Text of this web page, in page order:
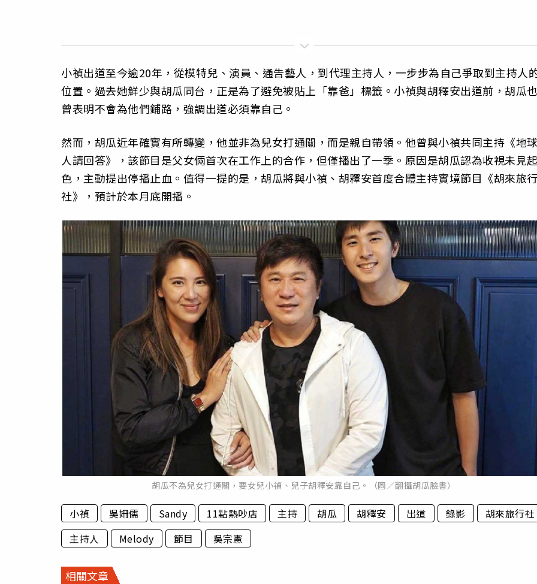
小禎出道至今逾20年，從模特兒、演員、通告藝人，到代理主持人，一步步為自己爭取到主持人
位置。過去她鮮少與胡瓜同台，正是為了避免被貼上「靠爸」標籤。小禎與胡釋安出道前，胡瓜
曾表明不會為他們鋪路，強調出道必須靠自己。
然而，胡瓜近年確實有所轉變，他並非為兒女打通關，而是親自帶領。他曾與小禎共同主持《地
人請回答》，該節目是父女倆首次在工作上的合作，但僅播出了一季。原因是胡瓜認為收視未見
色，主動提出停播止血。值得一提的是，胡瓜將與小禎、胡釋安首度合體主持實境節目《胡來旅
社》，預計於本月底開播。
胡瓜不為兒女打通關，要女兒小禎、兒子胡釋安靠自己。（圖／翻攝胡瓜臉書）
小禎 吳姍儒 Sandy 11點熱吵店 主持 胡瓜 胡釋安 出道 錄影
胡來旅行社
主持人
Melody 節目 吳宗憲
相關文章